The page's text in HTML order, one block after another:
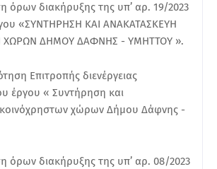
όρων διακήρυξης της υπ’ αρ. 19/2023
«ΣΥΝΤΗΡΗΣΗ ΚΑΙ ΑΝΑΚΑΤΑΣΚΕΥΗ
ΧΩΡΩΝ ΔΗΜΟΥ ΔΑΦΝΗΣ - ΥΜΗΤΤΟΥ ».
Επιτροπής διενέργειας
έργου « Συντήρηση και
χώρων Δήμου Δάφνης -
όρων διακήρυξης της υπ’ αρ. 08/2023